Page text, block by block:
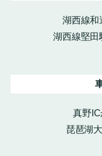
湖西線和
湖西線堅田
真野
琵琶湖